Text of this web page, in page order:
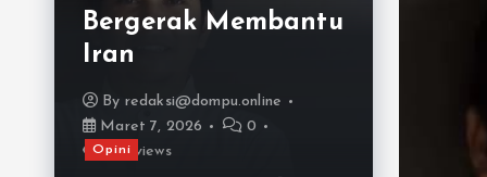
Bergerak Membantu
Iran
By redaksi@dompu.online
Maret 7, 2026
0
322 views
Opini